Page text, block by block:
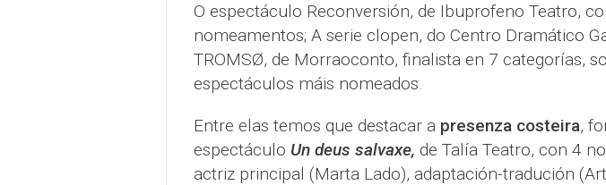
O espectáculo Reconversión, de Ibuprofeno Teatro,
nomeamentos; A serie clopen, do Centro Dramático
TROMSØ, de Morraoconto, finalista en 7 categorías,
espectáculos máis nomeados.
Entre elas temos que destacar a presenza costeira,
espectáculo Un deus salvaxe, de Talía Teatro, con 4
actriz principal (Marta Lado), adaptación-tradución